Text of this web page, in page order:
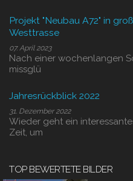
Projekt "Neubau A72" in
Westtrasse
07. April 2023
Nach einer wochenlangen
missglü
Jahresrückblick 2022
31. Dezember 2022
Wieder geht ein
Zeit, um
TOP BEWERTETE BILDER